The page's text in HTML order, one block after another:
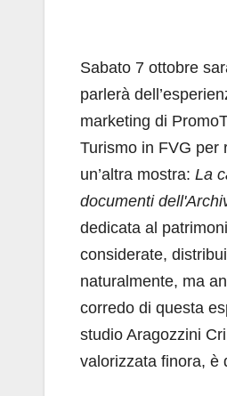
Sabato 7 ottobre
parlerà
marketing di
Turismo in FVG per
un’altra mostra: La
documenti
dedicata al
considerate,
naturalmente, ma
corredo di questa
studio Aragozzini
valorizzata finora, è